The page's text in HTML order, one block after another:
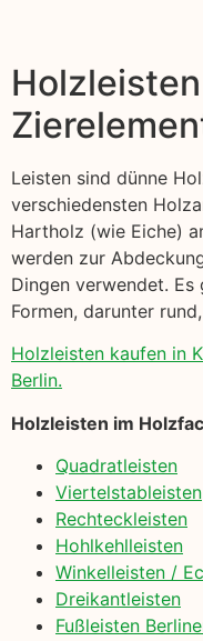
Leisten sind dünne
verschiedensten
Hartholz (wie Eiche)
werden zur
Dingen verwendet.
Formen, darunter
Holzleisten kaufen in
Berlin.
Holzleisten im
Quadratleisten
Viertelstableisten
Rechteckleisten
Hohlkehlleisten
Winkelleisten /
Dreikantleisten
Fußleisten